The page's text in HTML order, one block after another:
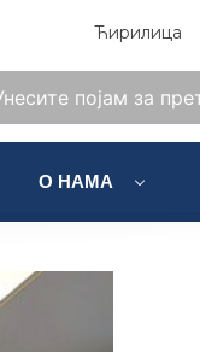
Ћирилица
О НАМА